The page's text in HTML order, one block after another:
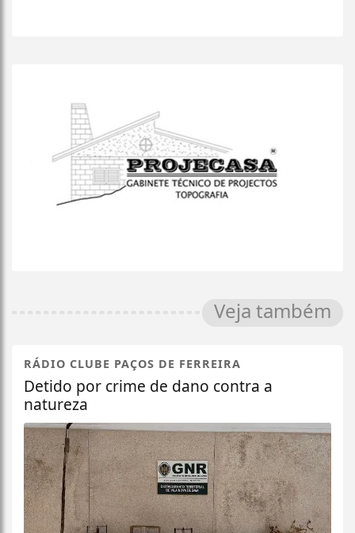
Veja também
RÁDIO CLUBE PAÇOS DE FERREIRA
Detido por crime de dano contra a
natureza